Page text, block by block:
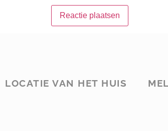
LOCATIE VAN HET HUIS